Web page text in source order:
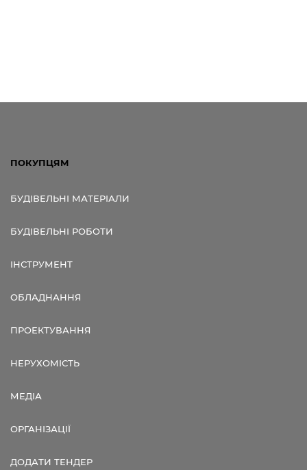
ПОКУПЦЯМ
БУДІВЕЛЬНІ МАТЕРІАЛИ
БУДІВЕЛЬНІ РОБОТИ
ІНСТРУМЕНТ
ОБЛАДНАННЯ
ПРОЕКТУВАННЯ
НЕРУХОМІСТЬ
МЕДІА
ОРГАНІЗАЦІЇ
ДОДАТИ ТЕНДЕР